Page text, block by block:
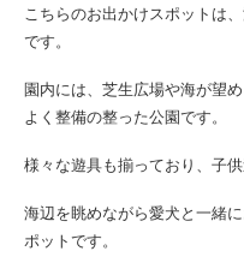
こちらのお出かけスポットは
です。
園内には、芝生広場や海が望
よく整備の整った公園です。
様々な遊具も揃っており、子
海辺を眺めながら愛犬と一緒
ポットです。